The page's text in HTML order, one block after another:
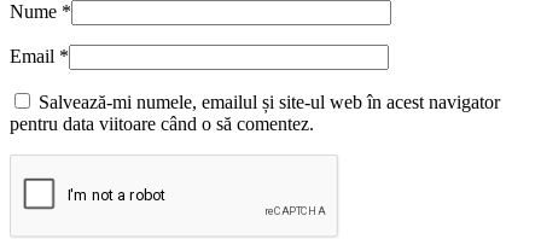
Nume *
Email *
Salvează-mi numele, emailul și site-ul web în acest navigator
pentru data viitoare când o să comentez.